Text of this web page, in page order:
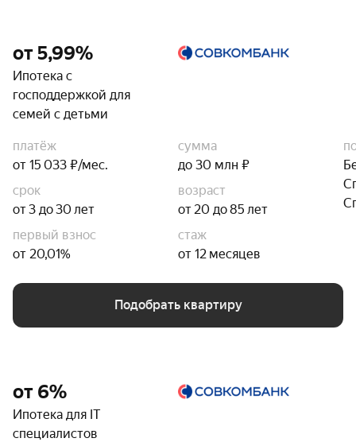
от 5,99%
Ипотека с
господдержкой для
семей с детьми
платёж
от 15 033 ₽/мес.
сумма
до 30 млн ₽
срок
от 3 до 30 лет
возраст
от 20 до 85 лет
первый взнос
от 20,01%
стаж
от 12 месяцев
Подобрать квартиру
от 6%
Ипотека для IT
специалистов